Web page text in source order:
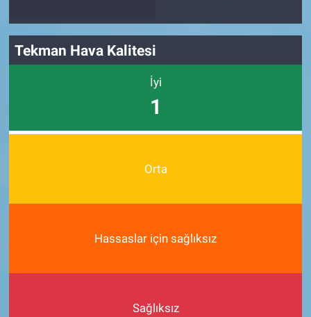
Tekman Hava Kalitesi
İyi
1
Orta
Hassaslar için sağlıksız
Sağlıksız